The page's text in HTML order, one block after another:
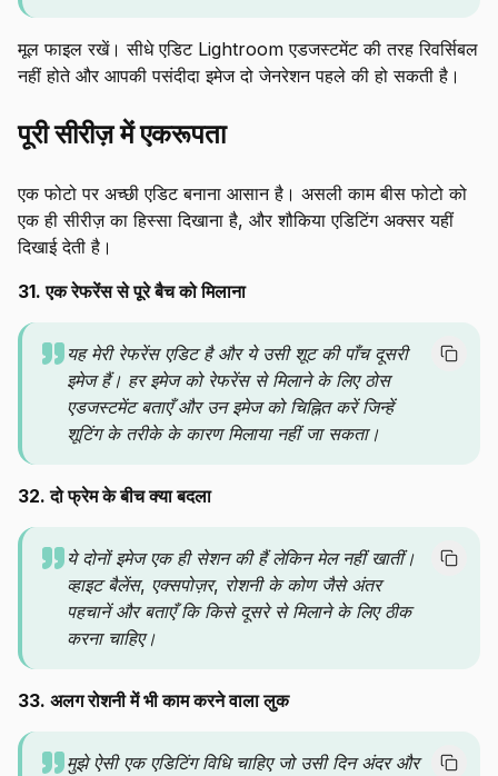
मूल फाइल रखें। सीधे एडिट Lightroom एडजस्टमेंट की तरह रिवर्सिबल
नहीं होते और आपकी पसंदीदा इमेज दो जेनरेशन पहले की हो सकती है।
पूरी सीरीज़ में एकरूपता
एक फोटो पर अच्छी एडिट बनाना आसान है। असली काम बीस फोटो को
एक ही सीरीज़ का हिस्सा दिखाना है, और शौकिया एडिटिंग अक्सर यहीं
दिखाई देती है।
31. एक रेफरेंस से पूरे बैच को मिलाना
यह मेरी रेफरेंस एडिट है और ये उसी शूट की पाँच दूसरी
इमेज हैं। हर इमेज को रेफरेंस से मिलाने के लिए ठोस
एडजस्टमेंट बताएँ और उन इमेज को चिह्नित करें जिन्हें
शूटिंग के तरीके के कारण मिलाया नहीं जा सकता।
32. दो फ्रेम के बीच क्या बदला
ये दोनों इमेज एक ही सेशन की हैं लेकिन मेल नहीं खातीं।
व्हाइट बैलेंस, एक्सपोज़र, रोशनी के कोण जैसे अंतर
पहचानें और बताएँ कि किसे दूसरे से मिलाने के लिए ठीक
करना चाहिए।
33. अलग रोशनी में भी काम करने वाला लुक
मुझे ऐसी एक एडिटिंग विधि चाहिए जो उसी दिन अंदर और